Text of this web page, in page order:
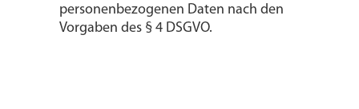
personenbezogenen Daten nach den
Vorgaben des § 4 DSGVO.